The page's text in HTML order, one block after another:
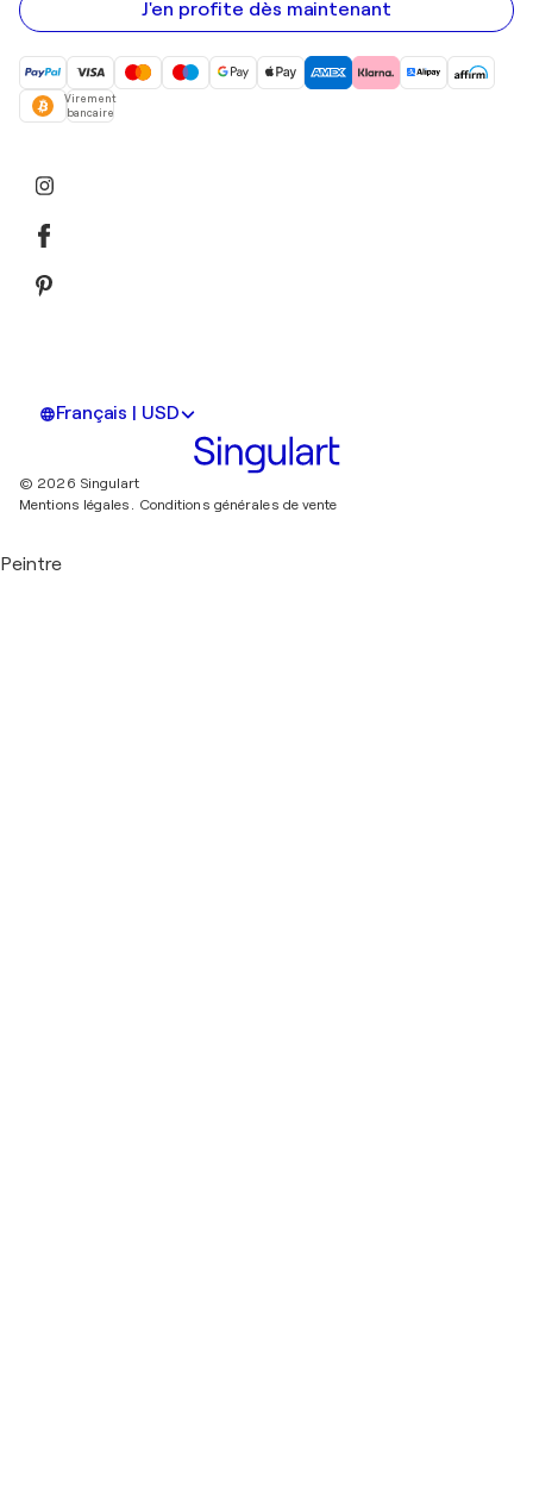
mail
J'en profite dès maintenant
Virement
bancaire
Français | USD
© 2026 Singulart
Mentions légales. Conditions générales de vente
Peintre